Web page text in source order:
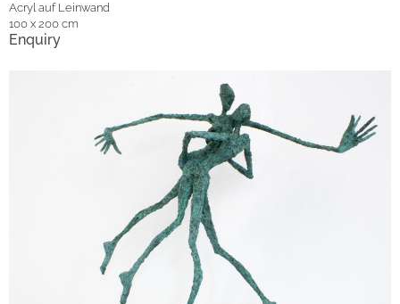
Acryl auf Leinwand
100 x 200 cm
Enquiry